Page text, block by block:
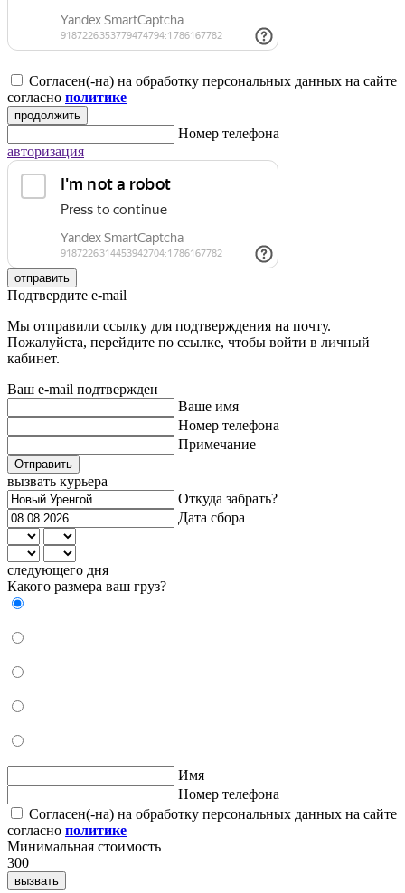
Согласен(-на) на обработку персональных данных на сайте
согласно политике
продолжить
Номер телефона
авторизация
отправить
Подтвердите e-mail
Мы отправили ссылку для подтверждения на почту.
Пожалуйста, перейдите по ссылке, чтобы войти в личный
кабинет.
Ваш e-mail подтвержден
Ваше имя
Номер телефона
Примечание
Отправить
вызвать курьера
Откуда забрать?
Дата сбора
следующего дня
Какого размера ваш груз?
Имя
Номер телефона
Согласен(-на) на обработку персональных данных на сайте
согласно политике
Минимальная стоимость
300
вызвать